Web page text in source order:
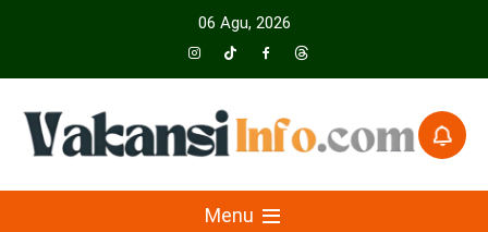
06 Agu, 2026
VakansiinfoMenu